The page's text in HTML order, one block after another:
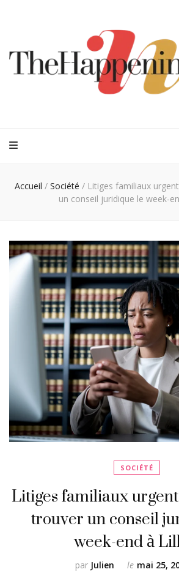
Accueil / Société / Litiges familiaux
un conseil juridique le week-
SOCIÉTÉ
Litiges familiaux
trouver un conseil
week-end à
par Julien le mai 25,